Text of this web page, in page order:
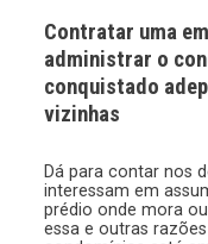
Contratar uma
administrar o
conquistado
vizinhas
Dá para contar nos
interessam em
prédio onde mora
essa e outras